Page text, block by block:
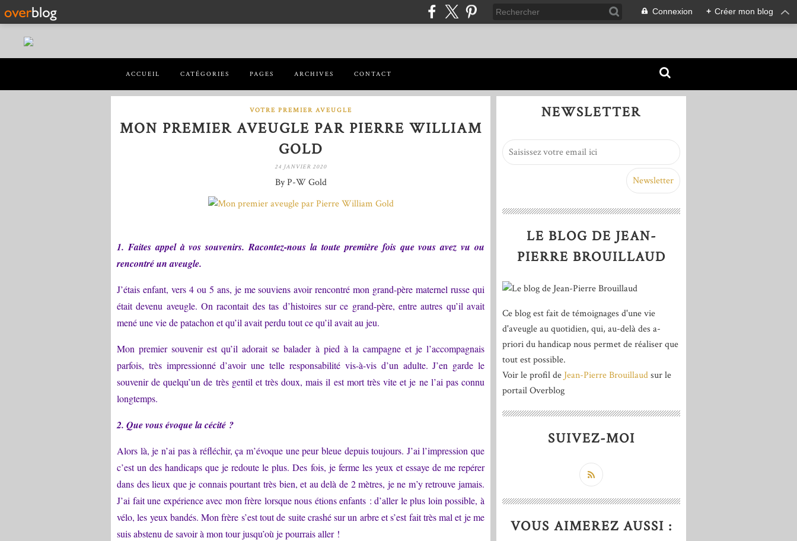
Connexion + Créer mon blog
ACCUEIL CATÉGORIES PAGES ARCHIVES CONTACT
VOTRE PREMIER AVEUGLE
MON PREMIER AVEUGLE PAR PIERRE WILLIAM
GOLD
24 JANVIER 2020
By P-W Gold
1. Faites appel à vos souvenirs. Racontez-nous la toute première fois que vous avez vu ou
rencontré un aveugle.
J’étais enfant, vers 4 ou 5 ans, je me souviens avoir rencontré mon grand-père maternel russe qui
était devenu aveugle. On racontait des tas d’histoires sur ce grand-père, entre autres qu’il avait
mené une vie de patachon et qu’il avait perdu tout ce qu’il avait au jeu.
Mon premier souvenir est qu’il adorait se balader à pied à la campagne et je l’accompagnais
parfois, très impressionné d’avoir une telle responsabilité vis-à-vis d’un adulte. J’en garde le
souvenir de quelqu’un de très gentil et très doux, mais il est mort très vite et je ne l’ai pas connu
longtemps.
2. Que vous évoque la cécité ?
Alors là, je n’ai pas à réfléchir, ça m’évoque une peur bleue depuis toujours. J’ai l’impression que
c’est un des handicaps que je redoute le plus. Des fois, je ferme les yeux et essaye de me repérer
dans des lieux que je connais pourtant très bien, et au delà de 2 mètres, je ne m’y retrouve jamais.
J’ai fait une expérience avec mon frère lorsque nous étions enfants : d’aller le plus loin possible, à
vélo, les yeux bandés. Mon frère s’est tout de suite crashé sur un arbre et s’est fait très mal et je me
suis abstenu de savoir à mon tour jusqu’où je pourrais aller !
NEWSLETTER
LE BLOG DE JEAN-
PIERRE BROUILLAUD
Ce blog est fait de témoignages d'une vie
d'aveugle au quotidien, qui, au-delà des a-
priori du handicap nous permet de réaliser que
tout est possible.
Voir le profil de Jean-Pierre Brouillaudsur le
portail Overblog
SUIVEZ-MOI
VOUS AIMEREZ AUSSI :